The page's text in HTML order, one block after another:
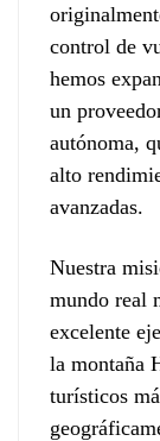
control de
hemos
un
autónoma,
alto
avanzadas.
Nuestra
mundo real
excelente
la montaña
turísticos